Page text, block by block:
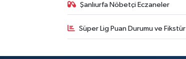
Şanlıurfa Nöbetçi Eczaneler
Süper Lig Puan Durumu ve Fikstür